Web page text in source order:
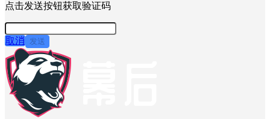
点击发送按钮获取验证码
取消 发送